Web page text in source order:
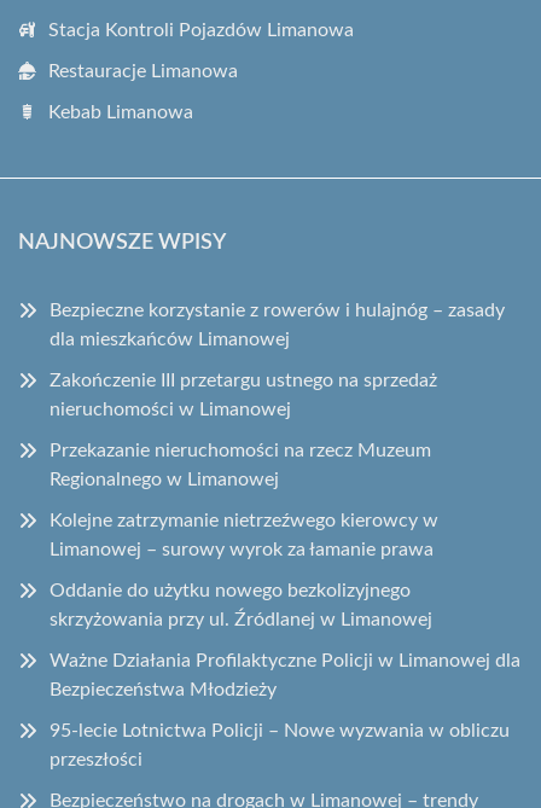
Stacja Kontroli Pojazdów Limanowa
Restauracje Limanowa
Kebab Limanowa
NAJNOWSZE WPISY
Bezpieczne korzystanie z rowerów i hulajnóg – zasady
dla mieszkańców Limanowej
Zakończenie III przetargu ustnego na sprzedaż
nieruchomości w Limanowej
Przekazanie nieruchomości na rzecz Muzeum
Regionalnego w Limanowej
Kolejne zatrzymanie nietrzeźwego kierowcy w
Limanowej – surowy wyrok za łamanie prawa
Oddanie do użytku nowego bezkolizyjnego
skrzyżowania przy ul. Źródlanej w Limanowej
Ważne Działania Profilaktyczne Policji w Limanowej dla
Bezpieczeństwa Młodzieży
95-lecie Lotnictwa Policji – Nowe wyzwania w obliczu
przeszłości
Bezpieczeństwo na drogach w Limanowej – trendy